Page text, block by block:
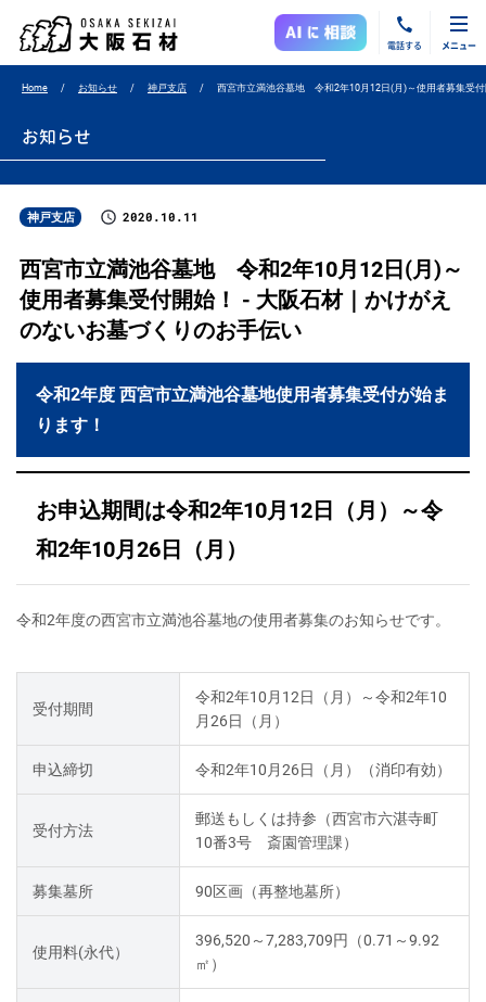
電話する メニュー
Home お知らせ 神戸支店 西宮市立満池谷墓地 令和2年10月12日(月)～使用者募集受
お知らせ
神戸支店 2020.10.11
西宮市立満池谷墓地 令和2年10月12日(月)～
使用者募集受付開始！ - 大阪石材｜かけがえ
のないお墓づくりのお手伝い
令和2年度 西宮市立満池谷墓地使用者募集受付が始ま
ります！
お申込期間は令和2年10月12日（月）～令
和2年10月26日（月）
令和2年度の西宮市立満池谷墓地の使用者募集のお知らせです。
受付期間
令和2年10月12日（月）～令和2年10
月26日（月）
申込締切 令和2年10月26日（月）（消印有効）
受付方法
郵送もしくは持参（西宮市六湛寺町
10番3号 斎園管理課）
募集墓所 90区画（再整地墓所）
使用料(永代）
396,520～7,283,709円（0.71～9.92
㎡）